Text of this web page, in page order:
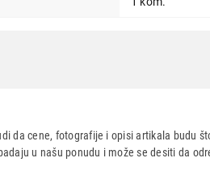
BOKAL ZA FILTRIRANJE
Cetus International DOO
da cene, fotografije i opisi artikala budu
u našu ponudu i može se desiti da